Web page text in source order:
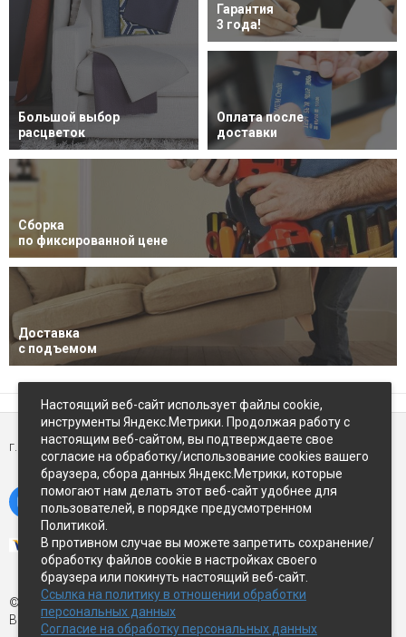
Большой выбор
расцветок
Гарантия
3 года!
Оплата после
доставки
Сборка
по фиксированной цене
Доставка
с подъемом
г. Петропавловск-Камчатский,ул Восточное-шоссе, д.5
© Экспострой, 2026 г.
Все права защищены
Настоящий веб-сайт использует файлы cookie,
инструменты Яндекс.Метрики. Продолжая работу с
настоящим веб-сайтом, вы подтверждаете свое
согласие на обработку/использование cookies вашего
браузера, сбора данных Яндекс.Метрики, которые
помогают нам делать этот веб-сайт удобнее для
пользователей, в порядке предусмотренном
Политикой.
В противном случае вы можете запретить сохранение/
обработку файлов cookie в настройках своего
браузера или покинуть настоящий веб-сайт.
Ссылка на политику в отношении обработки
персональных данных
Согласие на обработку персональных данных